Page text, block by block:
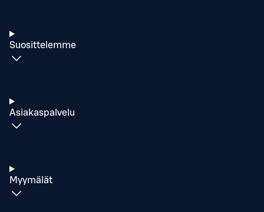
Suosittelemme
Asiakaspalvelu
Myymälät